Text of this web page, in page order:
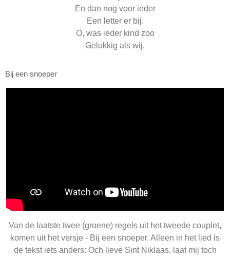
En dan nog voor ieder
Een letter er bij.
O, was ieder kind zoo
Gelukkig als wij.
Bij een snoeper
Van de laatste twee (groene) regels uit het tweede couplet,
komen uit het versje - Bij een snoeper. Alleen in het lied is
de tekst iets anders: Och lieve Sint Niklaas, laat mij toch